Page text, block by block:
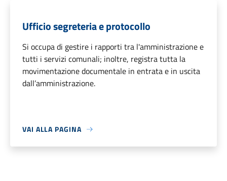
Ufficio segreteria e protocollo
Si occupa di gestire i rapporti tra l'amministrazione e
tutti i servizi comunali; inoltre, registra tutta la
movimentazione documentale in entrata e in uscita
dall’amministrazione.
VAI ALLA PAGINA